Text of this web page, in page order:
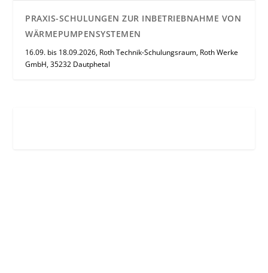
PRAXIS-SCHULUNGEN ZUR INBETRIEBNAHME VON
WÄRMEPUMPENSYSTEMEN
16.09. bis 18.09.2026, Roth Technik-Schulungsraum, Roth Werke
GmbH, 35232 Dautphetal